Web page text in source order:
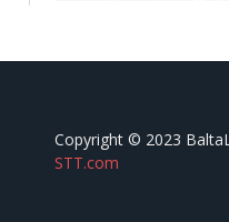
Copyright © 2023
STT.com